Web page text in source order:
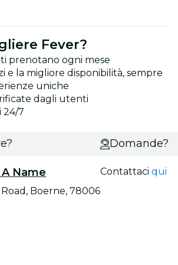
Fever?
prenotano ogni mese
e la migliore disponibilità, sempre
uniche
dagli utenti
24/7
Name
Boerne, 78006
Domande?
Contattaciqui